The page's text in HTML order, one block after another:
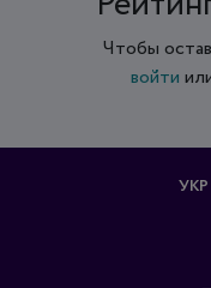
Чтобы
войти
УКР